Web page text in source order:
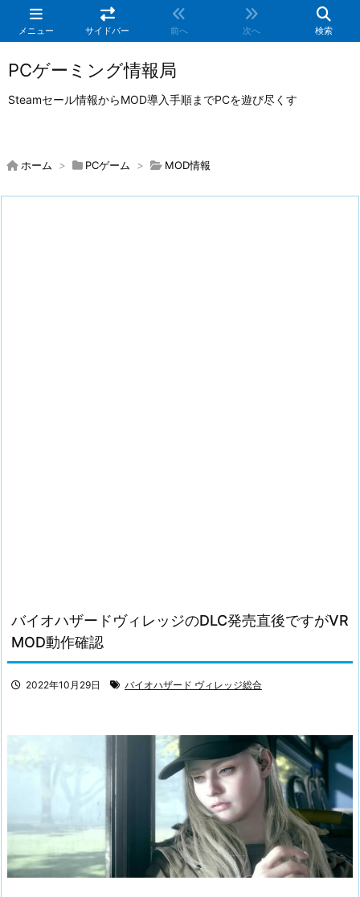
メニュー サイドバー 前へ 次へ 検索
PCゲーミング情報局
Steamセール情報からMOD導入手順までPCを遊び尽くす
ホーム > PCゲーム > MOD情報
バイオハザードヴィレッジのDLC発売直後ですがVR
MOD動作確認
2022年10月29日 バイオハザード ヴィレッジ総合